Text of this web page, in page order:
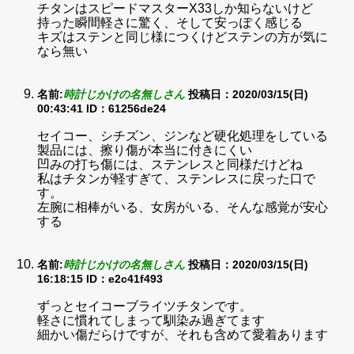
チタンはスピードマスターX33しか知らないけど
持った瞬間軽さに驚く、そして安っぽく感じる
キズはステンと同じ様につくけどステンの方が気に
なら無い
名前:時計じかけの名無しさん 投稿日：2020/03/15(日)
00:43:41 ID：61256de24
セイコー、シチズン、ジンなど硬化処理をしている
製品には、擦り傷が本当に付きにくい
凹みの打ち傷には、ステンレスと同様だけどね
私はチタンが軽すぎて、ステンレスに戻った口で
す。
左腕に相棒がいる、女房がいる、そんな感覚が安心
する
名前:時計じかけの名無しさん 投稿日：2020/03/15(日)
16:18:15 ID：e2c41f493
ずっとセイコーブライツチタンです。
軽さに慣れてしまって馴染み過ぎてます
細かい傷だらけですが、それも含めて愛着あります